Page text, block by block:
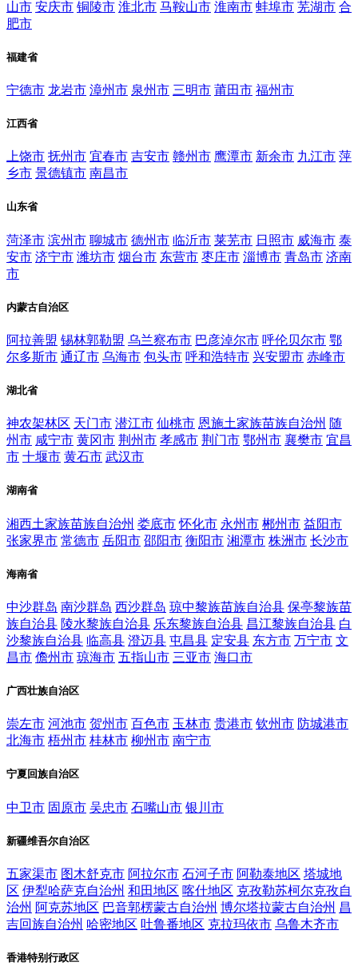
山市 安庆市 铜陵市 淮北市 马鞍山市 淮南市 蚌埠市 芜湖市 合
肥市
福建省
宁德市 龙岩市 漳州市 泉州市 三明市 莆田市 福州市
江西省
上饶市 抚州市 宜春市 吉安市 赣州市 鹰潭市 新余市 九江市 萍
乡市 景德镇市 南昌市
山东省
菏泽市 滨州市 聊城市 德州市 临沂市 莱芜市 日照市 威海市 泰
安市 济宁市 潍坊市 烟台市 东营市 枣庄市 淄博市 青岛市 济南
市
内蒙古自治区
阿拉善盟 锡林郭勒盟 乌兰察布市 巴彦淖尔市 呼伦贝尔市 鄂
尔多斯市 通辽市 乌海市 包头市 呼和浩特市 兴安盟市 赤峰市
湖北省
神农架林区 天门市 潜江市 仙桃市 恩施土家族苗族自治州 随
州市 咸宁市 黄冈市 荆州市 孝感市 荆门市 鄂州市 襄樊市 宜昌
市 十堰市 黄石市 武汉市
湖南省
湘西土家族苗族自治州 娄底市 怀化市 永州市 郴州市 益阳市
张家界市 常德市 岳阳市 邵阳市 衡阳市 湘潭市 株洲市 长沙市
海南省
中沙群岛 南沙群岛 西沙群岛 琼中黎族苗族自治县 保亭黎族苗
族自治县 陵水黎族自治县 乐东黎族自治县 昌江黎族自治县 白
沙黎族自治县 临高县 澄迈县 屯昌县 定安县 东方市 万宁市 文
昌市 儋州市 琼海市 五指山市 三亚市 海口市
广西壮族自治区
崇左市 河池市 贺州市 百色市 玉林市 贵港市 钦州市 防城港市
北海市 梧州市 桂林市 柳州市 南宁市
宁夏回族自治区
中卫市 固原市 吴忠市 石嘴山市 银川市
新疆维吾尔自治区
五家渠市 图木舒克市 阿拉尔市 石河子市 阿勒泰地区 塔城地
区 伊犁哈萨克自治州 和田地区 喀什地区 克孜勒苏柯尔克孜自
治州 阿克苏地区 巴音郭楞蒙古自治州 博尔塔拉蒙古自治州 昌
吉回族自治州 哈密地区 吐鲁番地区 克拉玛依市 乌鲁木齐市
香港特别行政区